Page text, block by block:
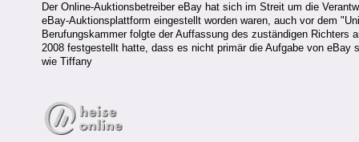
Der Online-Auktionsbetreiber eBay hat sich im Streit um die
eBay-Auktionsplattform eingestellt worden waren, auch vor dem
Berufungskammer folgte der Auffassung des zuständigen
2008 festgestellt hatte, dass es nicht primär die Aufgabe von eBay
wie Tiffany